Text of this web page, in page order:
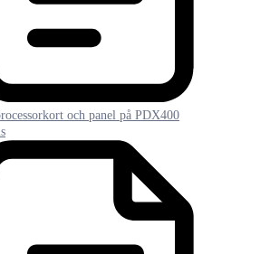
och panel på PDX400